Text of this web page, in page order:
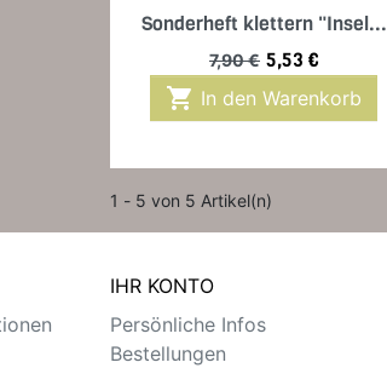
Vorschau
Sonderheft klettern "Insel...
Verkaufspreis
7,90 € Preis
5,53 €
 In den Warenkorb
1 - 5 von 5 Artikel(n)
IHR KONTO
Persönliche Infos
Bestellungen